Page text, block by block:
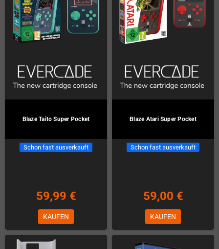
Blaze Taito Super Pocket
Schon fast ausverkauft
59,99 €
KAUFEN
Blaze Atari Super Pocket
Schon fast ausverkauft
59,00 €
KAUFEN